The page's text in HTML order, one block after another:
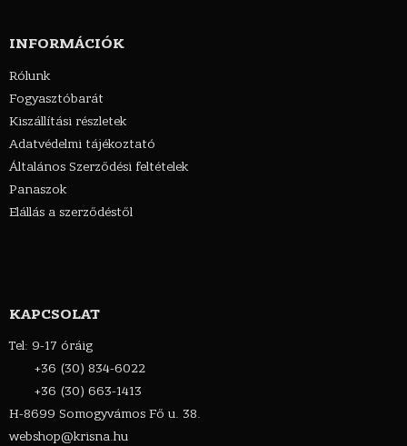
INFORMÁCIÓK
Rólunk
Fogyasztóbarát
Kiszállítási részletek
Adatvédelmi tájékoztató
Általános Szerződési feltételek
Panaszok
Elállás a szerződéstől
KAPCSOLAT
Tel: 9-17 óráig
+36 (30) 834-6022
+36 (30) 663-1413
H-8699 Somogyvámos Fő u. 38.
webshop@krisna.hu